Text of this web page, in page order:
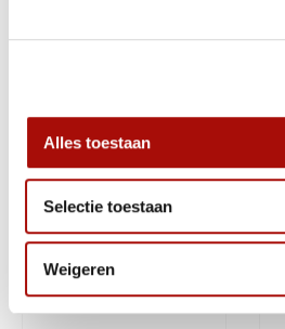
Alles toestaan
Selectie toestaan
Weigeren
Schepset Alu